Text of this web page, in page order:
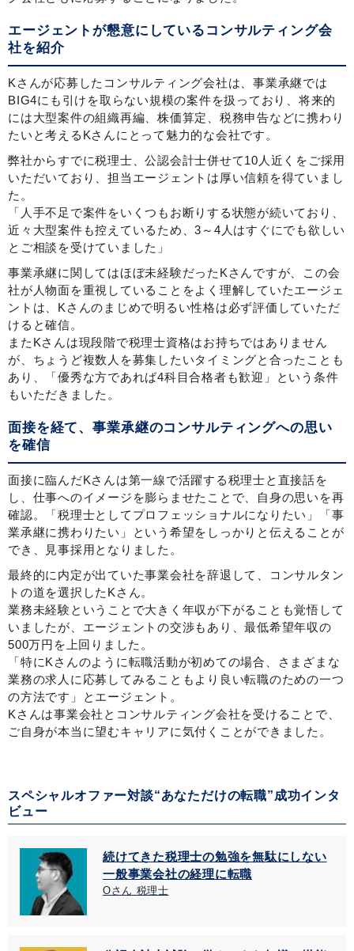
エージェントが懇意にしているコンサルティング会
社を紹介
Kさんが応募したコンサルティング会社は、事業承継では
BIG4にも引けを取らない規模の案件を扱っており、将来的
には大型案件の組織再編、株価算定、税務申告などに携わり
たいと考えるKさんにとって魅力的な会社です。
弊社からすでに税理士、公認会計士併せて10人近くをご採用
いただいており、担当エージェントは厚い信頼を得ていまし
た。
「人手不足で案件をいくつもお断りする状態が続いており、
近々大型案件も控えているため、3～4人はすぐにでも欲しい
とご相談を受けていました」
事業承継に関してはほぼ未経験だったKさんですが、この会
社が人物面を重視していることをよく理解していたエージェ
ントは、Kさんのまじめで明るい性格は必ず評価していただ
けると確信。
またKさんは現段階で税理士資格はお持ちではありません
が、ちょうど複数人を募集したいタイミングと合ったことも
あり、「優秀な方であれば4科目合格者も歓迎」という条件
もいただきました。
面接を経て、事業承継のコンサルティングへの思い
を確信
面接に臨んだKさんは第一線で活躍する税理士と直接話を
し、仕事へのイメージを膨らませたことで、自身の思いを再
確認。「税理士としてプロフェッショナルになりたい」「事
業承継に携わりたい」という希望をしっかりと伝えることが
でき、見事採用となりました。
最終的に内定が出ていた事業会社を辞退して、コンサルタン
トの道を選択したKさん。
業務未経験ということで大きく年収が下がることも覚悟して
いましたが、エージェントの交渉もあり、最低希望年収の
500万円を上回りました。
「特にKさんのように転職活動が初めての場合、さまざまな
業務の求人に応募してみることもより良い転職のための一つ
の方法です」とエージェント。
Kさんは事業会社とコンサルティング会社を受けることで、
ご自身が本当に望むキャリアに気付くことができました。
スペシャルオファー対談“あなただけの転職”成功インタ
ビュー
続けてきた税理士の勉強を無駄にしない
一般事業会社の経理に転職
Oさん 税理士